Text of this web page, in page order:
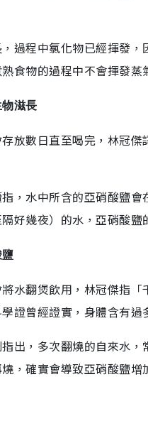
過程中氯化物已經揮發
食物的過程中不會揮發
滋長
放數日直至喝完，林冠
，水中所含的亞硝酸鹽
好幾夜）的水，亞硝酸鹽
水翻煲飲用，林冠傑指
證曾經證實，身體含有過
出，多次翻燒的自來水
，確實會導致亞硝酸鹽